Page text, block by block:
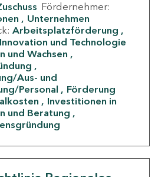
Fördernehmer:
Unternehmen
Arbeitsplatzförderung
und Technologie
und Wachsen
Aus- und
Personal
Förderung
Investitionen in
und Beratung